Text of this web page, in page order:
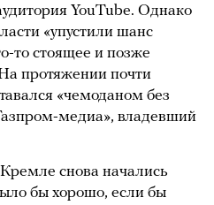
YouTube. Однако
«упустили шанс
то стоящее и позже
протяжении почти
«чемоданом без
медиа», владевший
снова начались
бы хорошо, если бы